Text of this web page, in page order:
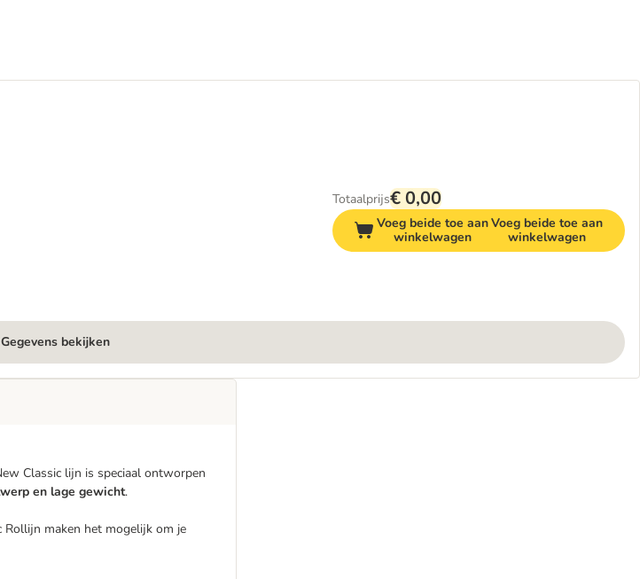
Totaalprijs€ 0,00
Voeg beide toe aan
winkelwagen
Voeg beide toe aan
winkelwagen
Gegevens bekijken
Classic lijn is speciaal ontworpen
en lage gewicht.
Rollijn maken het mogelijk om je